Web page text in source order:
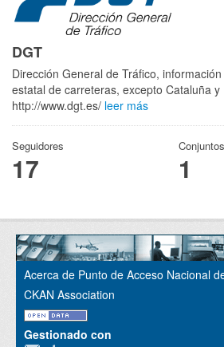
DGT
Dirección General de Tráfico,
estatal de carreteras, excepto Cataluña y
http://www.dgt.es/ leer más
Seguidores
17 1
Acerca de Punto de Acceso Nacional
CKAN Association
Gestionado con